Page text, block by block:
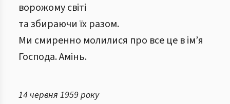
ворожому світі
та збираючи їх разом.
Ми смиренно молилися про все це в ім’я
Господа. Амінь.
14 червня 1959 року